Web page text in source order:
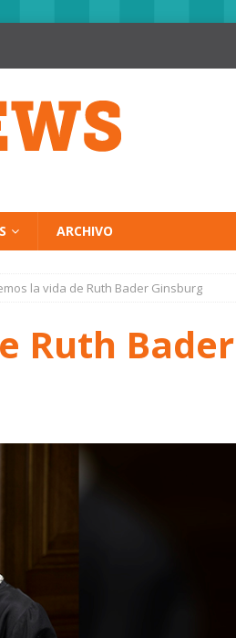
ARCHIVO
la vida de Ruth Bader Ginsburg
Ruth Bader